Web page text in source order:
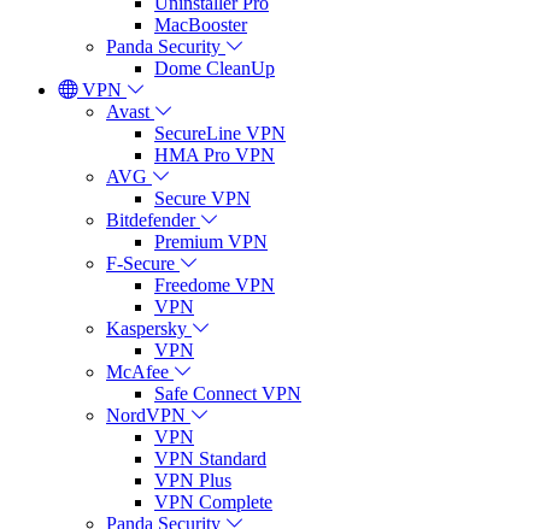
MacBooster
Panda Security
Dome CleanUp
VPN
Avast
SecureLine VPN
HMA Pro VPN
AVG
Secure VPN
Bitdefender
Premium VPN
F-Secure
Freedome VPN
VPN
Kaspersky
VPN
McAfee
Safe Connect VPN
NordVPN
VPN
VPN Standard
VPN Plus
VPN Complete
Panda Security